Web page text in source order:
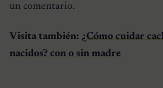
un comentario.
Visita también: ¿Cómo cuidar
nacidos? con o sin madre